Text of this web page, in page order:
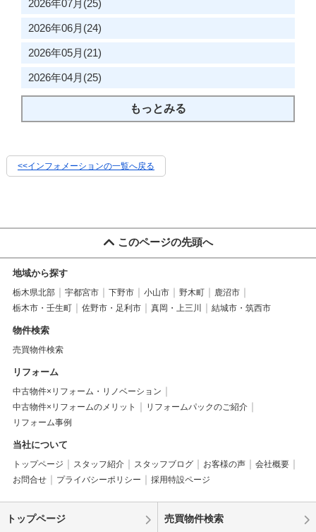
2026年07月(25)
2026年06月(24)
2026年05月(21)
2026年04月(25)
もっとみる
<<インフォメーションの一覧へ戻る
このページの先頭へ
地域から探す
栃木県北部 宇都宮市 下野市 小山市 野木町
鹿沼市
栃木市・壬生町
佐野市・足利市 真岡・上三川 結城市・筑西市
物件検索
売買物件検索
リフォーム
中古物件×リフォーム・リノベーション
中古物件×リフォームのメリット
リフォームパックのご紹介
リフォーム事例
当社について
トップページ スタッフ紹介 スタッフブログ お客様の声
会社概要
お問合せ
プライバシーポリシー 採用特設ページ
トップページ 売買物件検索